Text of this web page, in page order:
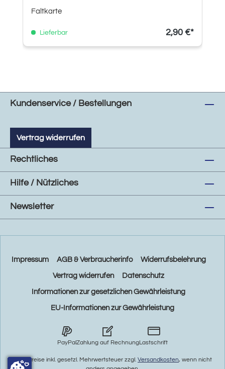
Faltkarte
Lieferbar 2,90 €*
Kundenservice / Bestellungen
Vertrag widerrufen
Rechtliches
Hilfe / Nützliches
Newsletter
Impressum AGB & Verbraucherinfo Widerrufsbelehrung
Vertrag widerrufen Datenschutz
Informationen zur gesetzlichen Gewährleistung
EU-Informationen zur Gewährleistung
PayPalZahlung auf RechnungLastschrift
* Alle Preise inkl. gesetzl. Mehrwertsteuer zzgl. Versandkosten, wenn nicht